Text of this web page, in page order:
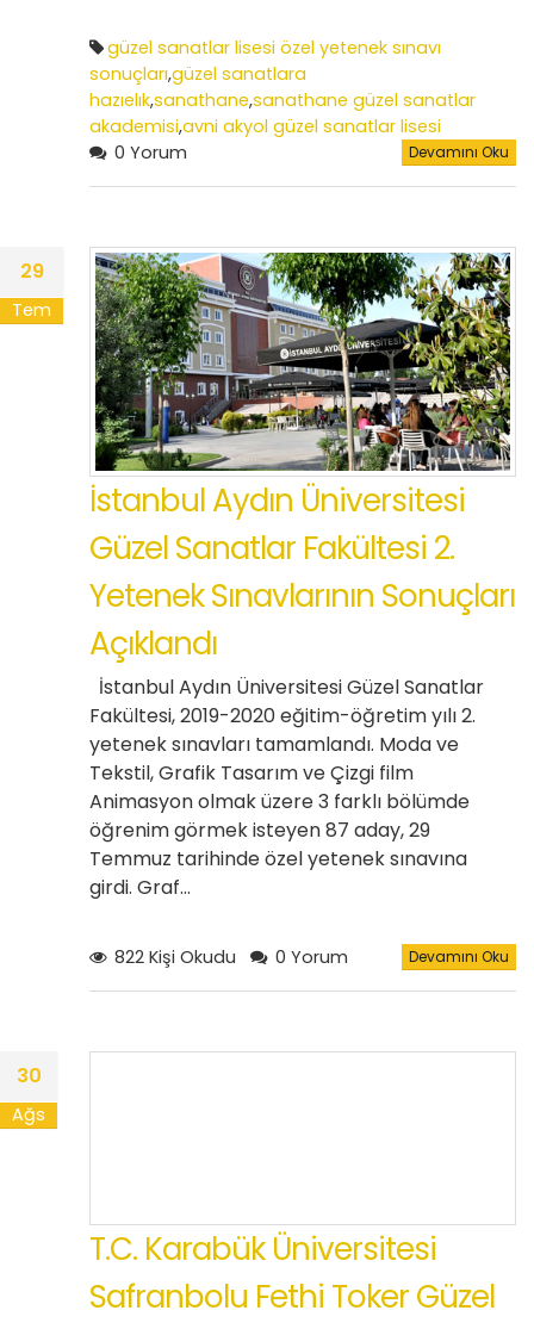
güzel sanatlar lisesi özel yetenek sınavı
sonuçları,güzel sanatlara
hazıelık,sanathane,sanathane güzel sanatlar
akademisi,avni akyol güzel sanatlar lisesi
0 Yorum
Devamını Oku
29
Tem
İstanbul Aydın Üniversitesi
Güzel Sanatlar Fakültesi 2.
Yetenek Sınavlarının Sonuçları
Açıklandı
İstanbul Aydın Üniversitesi Güzel Sanatlar
Fakültesi, 2019-2020 eğitim-öğretim yılı 2.
yetenek sınavları tamamlandı. Moda ve
Tekstil, Grafik Tasarım ve Çizgi film
Animasyon olmak üzere 3 farklı bölümde
öğrenim görmek isteyen 87 aday, 29
Temmuz tarihinde özel yetenek sınavına
girdi. Graf…
822 Kişi Okudu 0 Yorum Devamını Oku
30
Ağs
T.C. Karabük Üniversitesi
Safranbolu Fethi Toker Güzel